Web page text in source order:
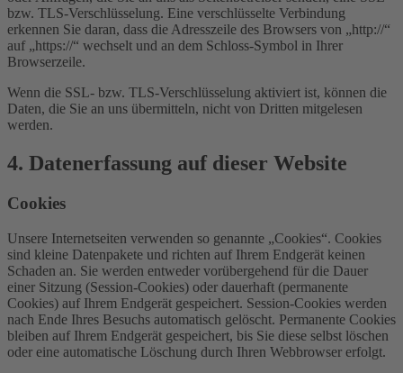
bzw. TLS-Verschlüsselung. Eine verschlüsselte Verbindung
erkennen Sie daran, dass die Adresszeile des Browsers von „http://“
auf „https://“ wechselt und an dem Schloss-Symbol in Ihrer
Browserzeile.
Wenn die SSL- bzw. TLS-Verschlüsselung aktiviert ist, können die
Daten, die Sie an uns übermitteln, nicht von Dritten mitgelesen
werden.
4. Datenerfassung auf dieser Website
Cookies
Unsere Internetseiten verwenden so genannte „Cookies“. Cookies
sind kleine Datenpakete und richten auf Ihrem Endgerät keinen
Schaden an. Sie werden entweder vorübergehend für die Dauer
einer Sitzung (Session-Cookies) oder dauerhaft (permanente
Cookies) auf Ihrem Endgerät gespeichert. Session-Cookies werden
nach Ende Ihres Besuchs automatisch gelöscht. Permanente Cookies
bleiben auf Ihrem Endgerät gespeichert, bis Sie diese selbst löschen
oder eine automatische Löschung durch Ihren Webbrowser erfolgt.